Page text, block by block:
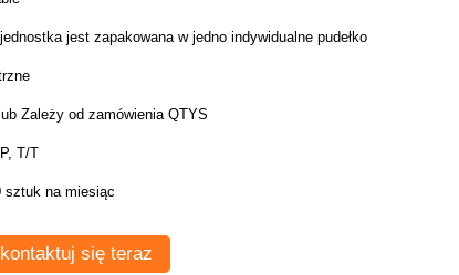
jest zapakowana w jedno indywidualne pudełko
Zależy od zamówienia QTYS
T/T
sztuk na miesiąc
się teraz